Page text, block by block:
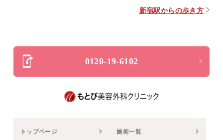
新宿駅からの歩き方
0120-19-6102
トップページ 施術一覧